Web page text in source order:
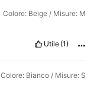
Colore: Beige / Misure: M
Utile (1)
Colore: Bianco / Misure: S